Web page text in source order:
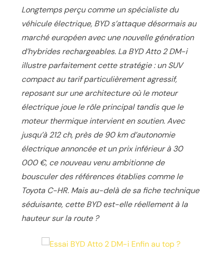
Longtemps perçu comme un spécialiste du
véhicule électrique, BYD s’attaque désormais au
marché européen avec une nouvelle génération
d’hybrides rechargeables. La BYD Atto 2 DM-i
illustre parfaitement cette stratégie : un SUV
compact au tarif particulièrement agressif,
reposant sur une architecture où le moteur
électrique joue le rôle principal tandis que le
moteur thermique intervient en soutien. Avec
jusqu’à 212 ch, près de 90 km d’autonomie
électrique annoncée et un prix inférieur à 30
000 €, ce nouveau venu ambitionne de
bousculer des références établies comme le
Toyota C-HR. Mais au-delà de sa fiche technique
séduisante, cette BYD est-elle réellement à la
hauteur sur la route ?